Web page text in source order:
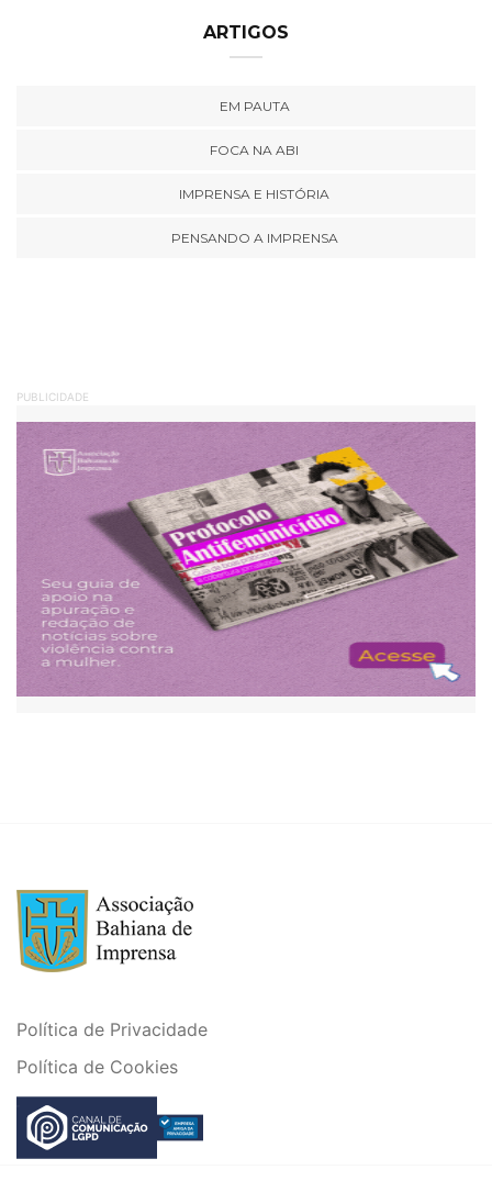
ARTIGOS
EM PAUTA
FOCA NA ABI
IMPRENSA E HISTÓRIA
PENSANDO A IMPRENSA
PUBLICIDADE
Política de Privacidade
Política de Cookies